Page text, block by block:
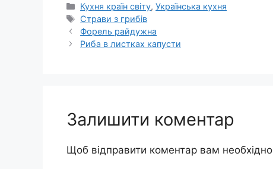
Категорії
Кухня країн світу,Українська кухня
Позначки
Страви з грибів
Форель райдужна
Риба в листках капусти
Залишити коментар
Щоб відправити коментар вам необхідно